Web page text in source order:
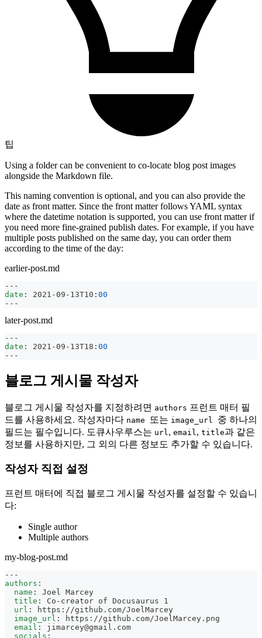
팁
Using a folder can be convenient to co-locate blog post images
alongside the Markdown file.
This naming convention is optional, and you can also provide the
date as front matter. Since the front matter follows YAML syntax
where the datetime notation is supported, you can use front matter if
you need more fine-grained publish dates. For example, if you have
multiple posts published on the same day, you can order them
according to the time of the day:
earlier-post.md
---
date : 2021 -09 - 13T10 : 00
---
later-post.md
---
date : 2021 -09 - 13T18 : 00
---
블로그 게시물 작성자
블로그 게시물 작성자를 지정하려면 authors 프런트 매터 필
드를 사용하세요. 작성자마다 name 또는 image_url 중 하나의
필드는 필수입니다. 도큐사우루스는 url , email , title과 같은
정보를 사용하지만, 그 외의 다른 정보도 추가할 수 있습니다.
작성자 직접 설정
프런트 매터에 직접 블로그 게시물 작성자를 설정할 수 있습니
다:
Single author
Multiple authors
my-blog-post.md
---
authors :
name :
Joel Marcey
title : Co - creator of Docusaurus 1
url : https : //github.com/JoelMarcey
image_url : https : //github.com/JoelMarcey.png
email :
jimarcey@gmail.com
socials :